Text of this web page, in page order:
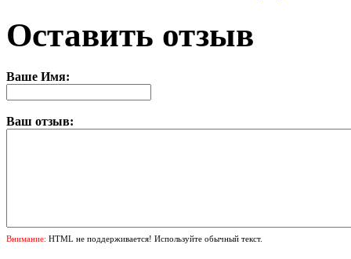
Оставить отзыв
Ваше Имя:
Ваш отзыв:
Внимание: HTML не поддерживается! Используйте обычный текст.